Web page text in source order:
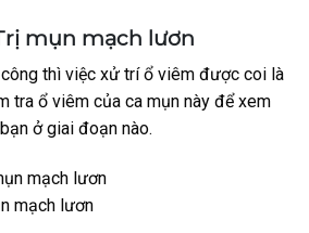
mụn mạch lươn
thì việc xử trí ổ viêm được coi là
tra ổ viêm của ca mụn này để xem
ở giai đoạn nào.
mạch lươn